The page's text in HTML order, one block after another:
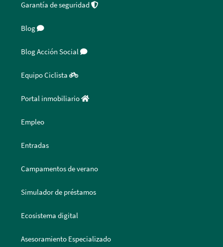
Garantía de seguridad
Blog
Blog Acción Social
Equipo Ciclista
Portal inmobiliario
Empleo
Entradas
Campamentos de verano
Simulador de préstamos
Ecosistema digital
Asesoramiento Especializado